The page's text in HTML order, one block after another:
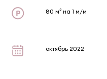
80 м² на 1 м/м
октябрь 2022